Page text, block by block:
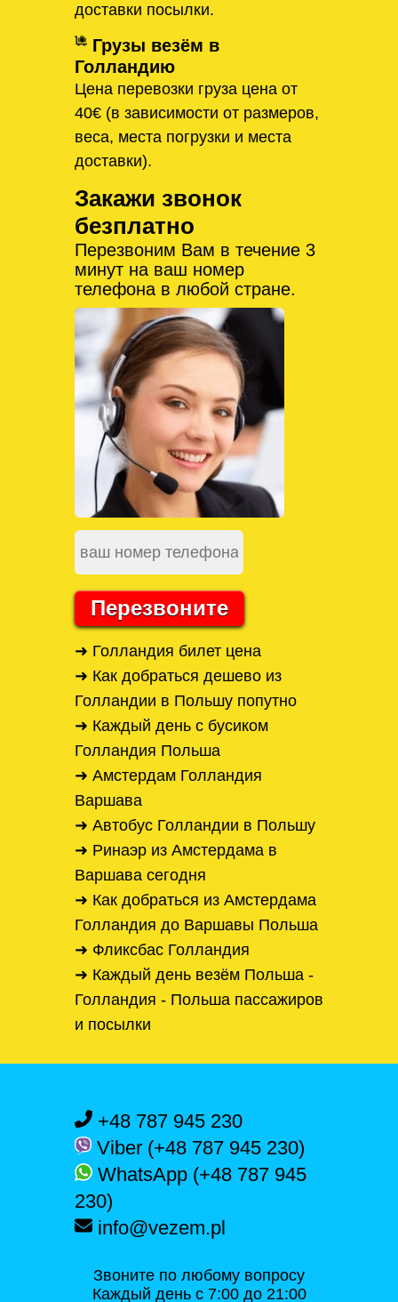
доставки посылки.
Грузы везём в
Голландию
Цена перевозки груза цена от
40€ (в зависимости от размеров,
веса, места погрузки и места
доставки).
Закажи звонок
безплатно
Перезвоним Вам в течение 3
минут на ваш номер
телефона в любой стране.
Перезвоните
➜ Голландия билет цена
➜ Как добраться дешево из
Голландии в Польшу попутно
➜ Каждый день с бусиком
Голландия Польша
➜ Амстердам Голландия
Варшава
➜ Автобус Голландии в Польшу
➜ Ринаэр из Амстердама в
Варшава сегодня
➜ Как добраться из Амстердама
Голландия до Варшавы Польша
➜ Фликсбас Голландия
➜ Каждый день везём Польша -
Голландия - Польша пассажиров
и посылки
+48 787 945 230
Viber (+48 787 945 230)
WhatsApp (+48 787 945
230)
info@vezem.pl
Звоните по любому вопросу
Каждый день с 7:00 до 21:00